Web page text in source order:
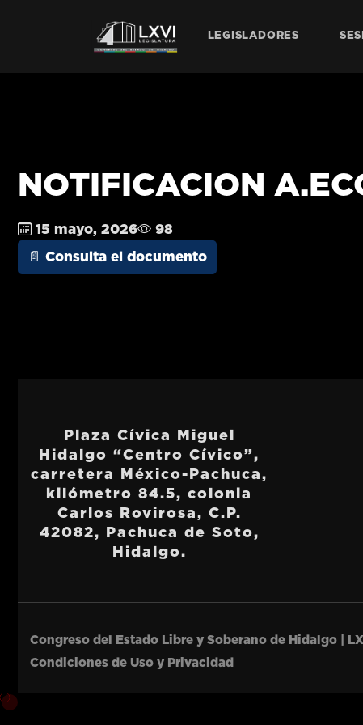
LEGISLADORES
NOTIFICACION
15 mayo, 2026
98
📄 Consulta el documento
Plaza Cívica Miguel
Hidalgo “Centro Cívico”,
carretera México-Pachuca,
kilómetro 84.5, colonia
Carlos Rovirosa, C.P.
42082, Pachuca de Soto,
Hidalgo.
Congreso del Estado Libre y Soberano de Hidalgo |
Condiciones de Uso y Privacidad